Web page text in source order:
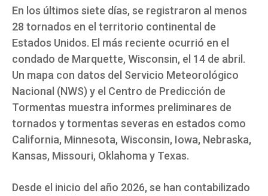
En los últimos siete días, se registraron al menos
28 tornados en el territorio continental de
Estados Unidos. El más reciente ocurrió en el
condado de Marquette, Wisconsin, el 14 de abril.
Un mapa con datos del Servicio Meteorológico
Nacional (NWS) y el Centro de Predicción de
Tormentas muestra informes preliminares de
tornados y tormentas severas en estados como
California, Minnesota, Wisconsin, Iowa, Nebraska,
Kansas, Missouri, Oklahoma y Texas.
Desde el inicio del año 2026, se han contabilizado